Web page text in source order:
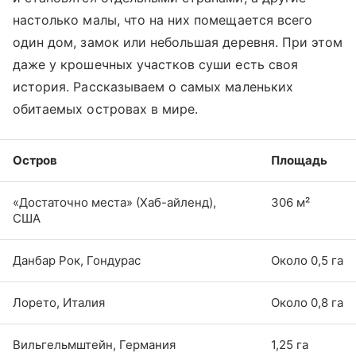
настолько малы, что на них помещается всего
один дом, замок или небольшая деревня. При этом
даже у крошечных участков суши есть своя
история. Рассказываем о самых маленьких
обитаемых островах в мире.
Остров Площадь
«Достаточно места» (Хаб-айленд),
США
306 м²
Данбар Рок, Гондурас Около 0,5 га
Лорето, Италия Около 0,8 га
Вильгельмштейн, Германия 1,25 га